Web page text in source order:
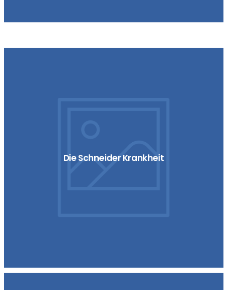
Die Schneider Krankheit